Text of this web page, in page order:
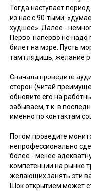
Тогда наступает
из нас с 90-тыми:
худшее». Далее -
Перво-наперво не надо
билет на море. Пусть
там глядишь, желание
Сначала проведите
сторон (читай
обновите его на
забываем, т.к. в
именно по контактам
Потом проведите
непрофессионально
более - менее
компетенции на рынке
желающих занять эти
Шок открытием может